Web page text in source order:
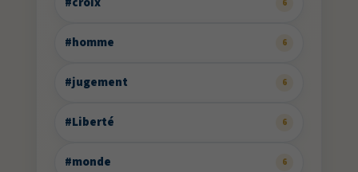
6
#homme 6
#jugement 6
#Liberté 6
#monde 6